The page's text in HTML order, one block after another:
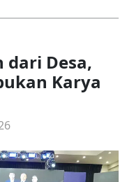
dari Desa,
Karya